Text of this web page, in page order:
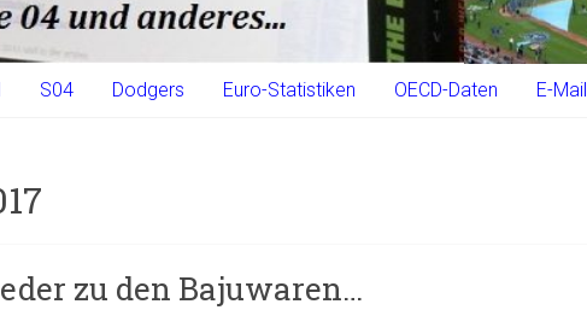
S04 Dodgers Euro-Statistiken OECD-Daten E-Mail
zu den Bajuwaren…